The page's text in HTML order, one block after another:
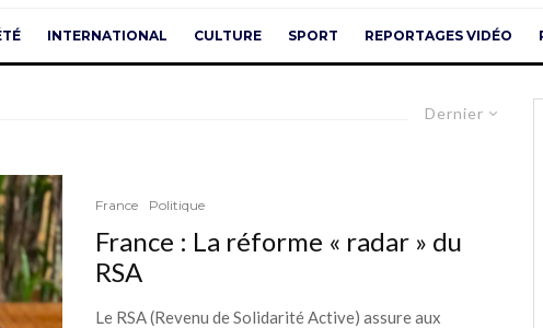
INTERNATIONAL CULTURE SPORT REPORTAGES VIDÉO
Dernier
France Politique
France : La réforme « radar » du
RSA
Le RSA (Revenu de Solidarité Active) assure aux